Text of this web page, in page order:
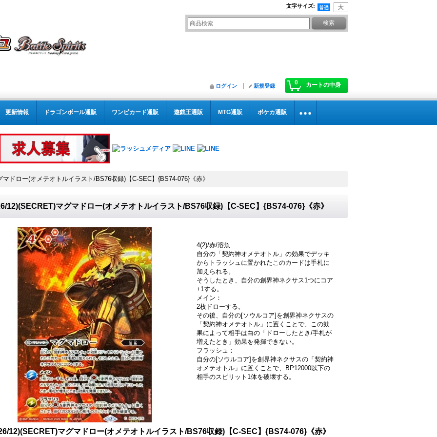
文字サイズ:
0 カートの中身
ログイン 新規登録
更新情報 ドラゴンボール通販 ワンピカード通販 遊戯王通販 MTG通販 ポケカ通販
ドロー(オメテオトルイラスト/BS76収録)【C-SEC】{BS74-076}《赤》
12)(SECRET)マグマドロー(オメテオトルイラスト/BS76収録)【C-SEC】{BS74-076}《赤》
4(2)/赤/溶魚
自分の「契約神オメテオトル」の効果でデッキ
からトラッシュに置かれたこのカードは手札に
加えられる。
そうしたとき、自分の創界神ネクサス1つにコア
+1する。
メイン：
2枚ドローする。
その後、自分の[ソウルコア]を創界神ネクサスの
「契約神オメテオトル」に置くことで、この効
果によって相手は白の「ドローしたとき/手札が
増えたとき」効果を発揮できない。
フラッシュ：
自分の[ソウルコア]を創界神ネクサスの「契約神
オメテオトル」に置くことで、BP12000以下の
相手のスピリット1体を破壊する。
12)(SECRET)マグマドロー(オメテオトルイラスト/BS76収録)【C-SEC】{BS74-076}《赤》